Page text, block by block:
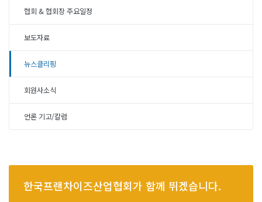
협회 & 협회장 주요일정
보도자료
뉴스클리핑
회원사소식
언론 기고/칼럼
한국프랜차이즈산업협회가 함께 뛰겠습니다.